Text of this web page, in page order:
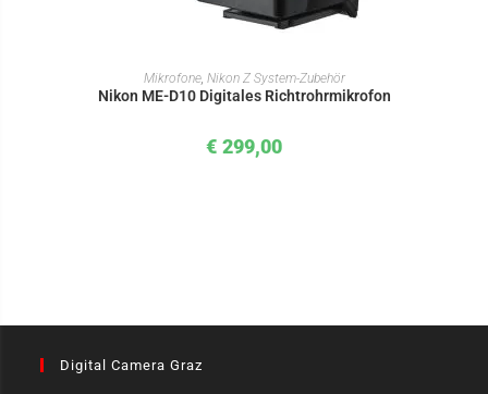
IN DEN WARENKORB
Mikrofone, Nikon Z System-Zubehör
Nikon ME-D10 Digitales Richtrohrmikrofon
€ 299,00
Digital Camera Graz